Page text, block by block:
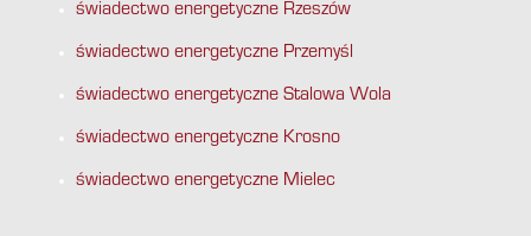
świadectwo energetyczne Rzeszów
świadectwo energetyczne Przemyśl
świadectwo energetyczne Stalowa Wola
świadectwo energetyczne Krosno
świadectwo energetyczne Mielec